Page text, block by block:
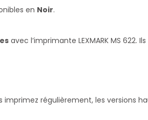
en Noir.
avec l’imprimante LEXMARK MS
imprimez régulièrement, les